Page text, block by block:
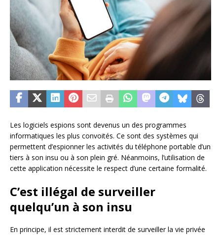
Les logiciels espions sont devenus un des programmes
informatiques les plus convoités. Ce sont des systèmes qui
permettent d’espionner les activités du téléphone portable d’un
tiers à son insu ou à son plein gré. Néanmoins, l’utilisation de
cette application nécessite le respect d’une certaine formalité.
C’est illégal de surveiller
quelqu’un à son insu
En principe, il est strictement interdit de surveiller la vie privée